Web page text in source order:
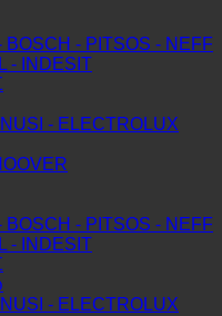
BOSCH - PITSOS - NEFF
- INDESIT
- ELECTROLUX
BOSCH - PITSOS - NEFF
- INDESIT
- ELECTROLUX